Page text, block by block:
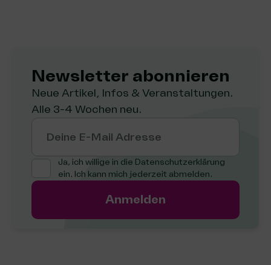
Newsletter abon­nie­ren
Neue Artikel, Infos & Veranstaltungen.
Alle 3-4 Wochen neu.
Deine E-Mail Adresse
Ja, ich willige in die Datenschutzerklärung
ein. Ich kann mich jederzeit abmelden.
Anmelden